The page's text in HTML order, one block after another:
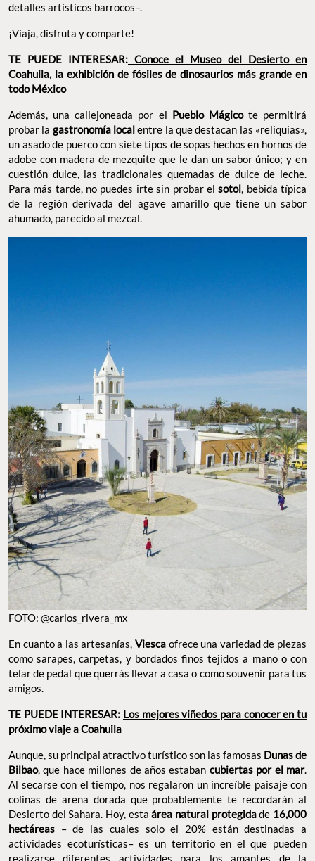
detalles artísticos barrocos–.
¡Viaja, disfruta y comparte!
TE PUEDE INTERESAR: Conoce el Museo del Desierto en
Coahuila, la exhibición de fósiles de dinosaurios más grande en
todo México
Además, una callejoneada por el Pueblo Mágicote permitirá
probar la gastronomía localentre la que destacan las «reliquias»,
un asado de puerco con siete tipos de sopas hechos en hornos de
adobe con madera de mezquite que le dan un sabor único; y en
cuestión dulce, las tradicionales quemadas de dulce de leche.
Para más tarde, no puedes irte sin probar elsotol, bebida típica
de la región derivada del agave amarillo que tiene un sabor
ahumado, parecido al mezcal.
FOTO: @carlos_rivera_mx
En cuanto a las artesanías, Viesca ofrece una variedad de piezas
como sarapes, carpetas, y bordados finos tejidos a mano o con
telar de pedal que querrás llevar a casa o como souvenir para tus
amigos.
TE PUEDE INTERESAR: Los mejores viñedos para conocer en tu
próximo viaje a Coahuila
Aunque, su principal atractivo turístico son las famosas Dunas de
Bilbao, que hace millones de años estaban cubiertas por el mar.
Al secarse con el tiempo, nos regalaron un increíble paisaje con
colinas de arena dorada que probablemente te recordarán al
Desierto del Sahara. Hoy, estaárea natural protegidade 16,000
hectáreas – de las cuales solo el 20% están destinadas a
actividades ecoturísticas– es un territorio en el que pueden
realizarse diferentes actividades para los amantes de la